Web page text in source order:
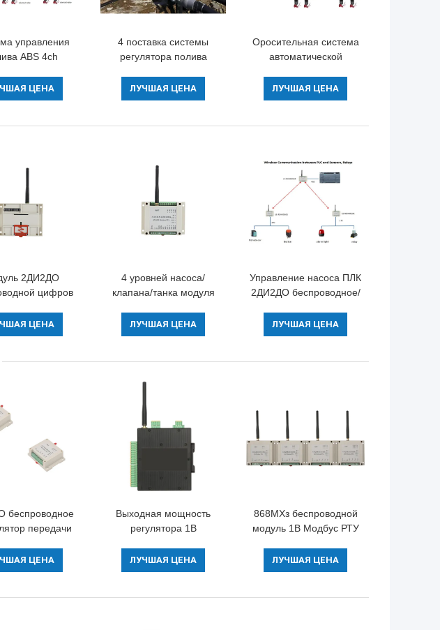
управления
ABS 4ch
на задвижку
клапана
ЦЕНА
4 поставка системы
регулятора полива
клапана 2km станции
солнечная
ЛУЧШАЯ ЦЕНА
Оросительная система
автоматической
модулирующей лампы
регулятора 4Г полива
ЛУЧШАЯ ЦЕНА
2ДИ2ДО
цифров
НА С контроле
2км
ЦЕНА
4 уровней насоса/
клапана/танка модуля
Модбус РТУ 4ДИ4ДО
каналов беспроводной
ЛУЧШАЯ ЦЕНА
Управление насоса ПЛК
2ДИ2ДО беспроводное/
клапана 433МХз НА С
контроле
ЛУЧШАЯ ЦЕНА
беспроводное
передачи
модуля oЦЕНА
Выходная мощность
регулятора 1В
Модуль Локальная сеть
ДИ ДЕЛАТЬ Беспроводн
ЛУЧШАЯ ЦЕНА
868МХз беспроводной
модуль 1В Модбус РТУ
направляет 4-20мА/2
датчик каналов 0-5В
ЛУЧШАЯ ЦЕНА